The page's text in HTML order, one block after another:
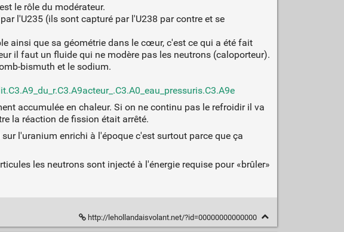
le rôle du modérateur.
l'U235 (ils sont capturé par l'U238 par contre et se
ainsi que sa géométrie dans le cœur, c'est ce qui a été fait
il faut un fluide qui ne modère pas les neutrons (caloporteur).
bismuth et le sodium.
accumulée en chaleur. Si on ne continu pas le refroidir il va
la réaction de fission était arrêté.
l'uranium enrichi à l'époque c'est surtout parce que ça
les neutrons sont injecté à l'énergie requise pour «brûler»
http://lehollandaisvolant.net/?id=00000000000000